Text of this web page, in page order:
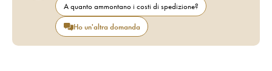
A quanto ammontano i costi di spedizione?
Ho un'altra domanda